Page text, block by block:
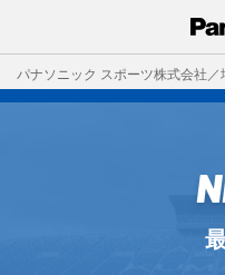
パナソニック スポーツ株式会社